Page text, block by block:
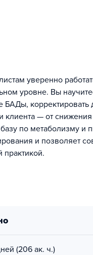
уверенно
уровне. Вы
корректировать
— от снижения
по метаболизму и
и позволяет
практикой.
(206 ак. ч.)